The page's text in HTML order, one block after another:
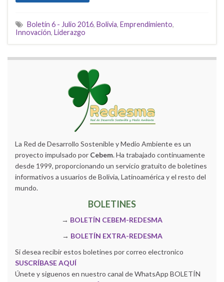
Boletín 6 - Julio 2016, Bolivia, Emprendimiento,
Innovación, Liderazgo
La Red de Desarrollo Sostenible y Medio Ambiente es un
proyecto impulsado por Cebem. Ha trabajado continuamente
desde 1999, proporcionando un servicio gratuito de boletines
informativos a usuarios de Bolivia, Latinoamérica y el resto del
mundo.
BOLETINES
→ BOLETÍN CEBEM-REDESMA
→ BOLETÍN EXTRA-REDESMA
Si desea recibir estos boletines por correo electronico
SUSCRÍBASE AQUÍ
Únete y siguenos en nuestro canal de WhatsApp BOLETÍN